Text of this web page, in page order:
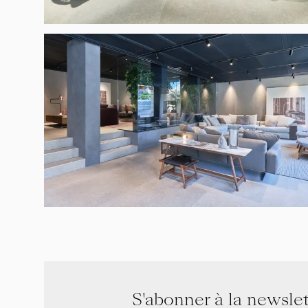
S'abonner à la